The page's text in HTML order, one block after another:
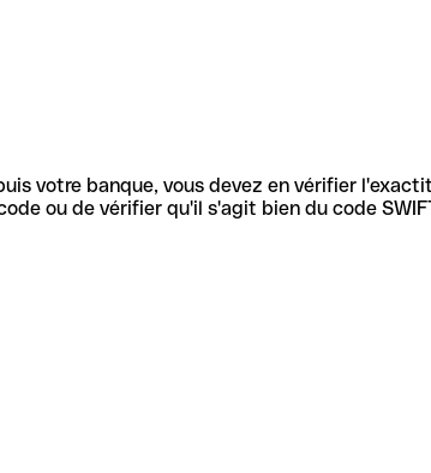
votre banque, vous devez en vérifier
ou de vérifier qu'il s'agit bien du code